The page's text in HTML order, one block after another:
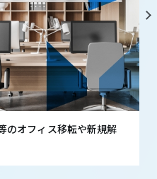
のオフィス移転や新規解